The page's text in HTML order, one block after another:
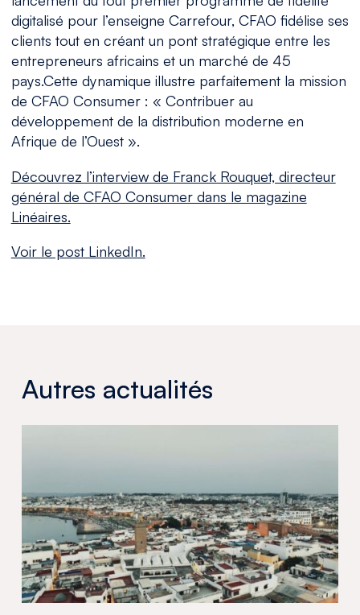
digitalisé pour l’enseigne Carrefour, CFAO fidélise ses
clients tout en créant un pont stratégique entre les
entrepreneurs africains et un marché de 45
pays.Cette dynamique illustre parfaitement la mission
de CFAO Consumer : « Contribuer au
développement de la distribution moderne en
Afrique de l’Ouest ».
Découvrez l’interview de Franck Rouquet, directeur
général de CFAO Consumer dans le magazine
Linéaires.
Voir le post LinkedIn.
Autres actualités